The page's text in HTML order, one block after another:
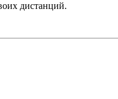
дистанций.